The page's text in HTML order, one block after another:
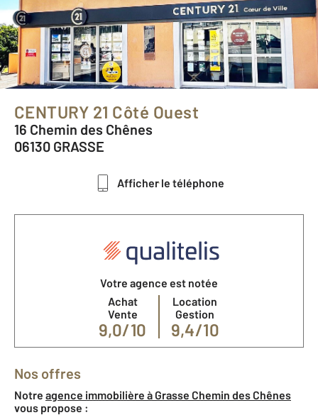
CENTURY 21 Côté Ouest
16 Chemin des Chênes
06130 GRASSE
Afficher le téléphone
Votre agence est notée
Achat
Vente
9,0/10
Location
Gestion
9,4/10
Nos offres
Notre agence immobilière à Grasse Chemin des Chênes
vous propose :